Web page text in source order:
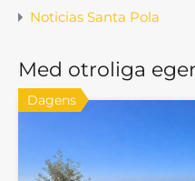
Noticias Santa Pola
Med otroliga
Dagens